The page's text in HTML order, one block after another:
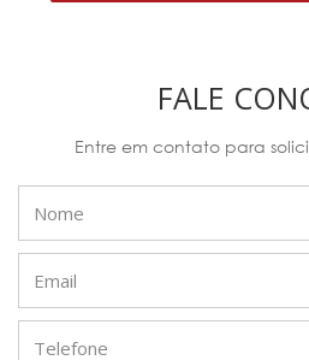
FALE
Entre em contato para